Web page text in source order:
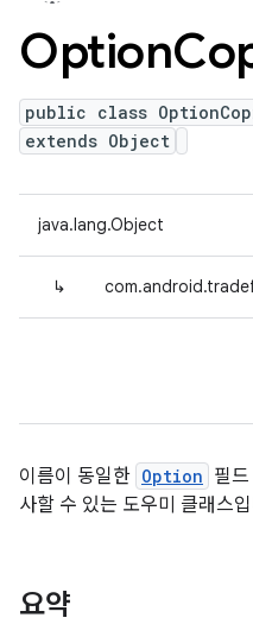
Option
public class
extends Object
java.lang.Object
↳
이름이 동일한 Option 필
사할 수 있는 도우미 클래스
요약